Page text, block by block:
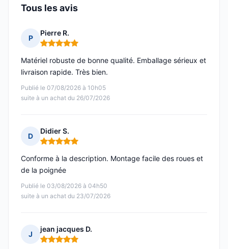
Tous les avis
P
Pierre R.
Note : 5 sur 5
Publié le 07/08/2026 à 10h05
suite à un achat du 26/07/2026
Matériel robuste de bonne qualité. Emballage sérieux et
livraison rapide. Très bien.
D
Didier S.
Note : 5 sur 5
Publié le 03/08/2026 à 04h50
suite à un achat du 23/07/2026
Conforme à la description. Montage facile des roues et
de la poignée
J
jean jacques D.
Note : 5 sur 5